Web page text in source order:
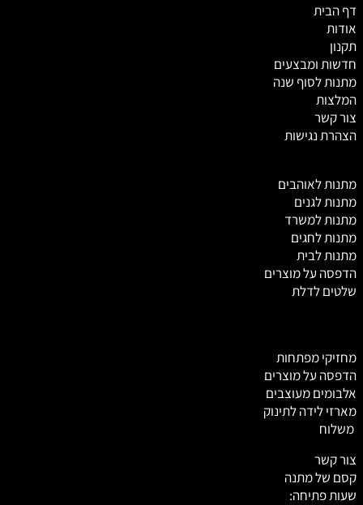
דף הבית
אודות
תקנון
חדשות ומבצעים
מתנות לסוף שנה
המלצות
צור קשר
הצהרת נגישות
מתנות לאוהבים
מתנות לגנים
מתנות למשרד
מתנות לחגים
מתנות לבית
הדפסה על מוצרים
שלטים לדלת
מחזיקי מפתחות
הדפסה על מוצרים
אלבומים מעוצבים
מארזי לידה לתינוק
משלוח
צור קשר
קסם של מתנה
שעות פתיחה: